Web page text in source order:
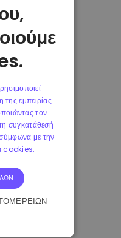
εμπειρίας
τον
συγκατάθεσή
με την
cookies.